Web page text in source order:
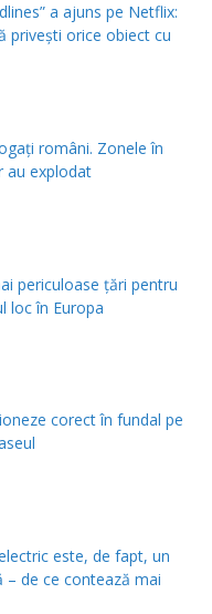
a ajuns pe Netflix:
privești orice obiect cu
români. Zonele în
au explodat
periculoase țări pentru
loc în Europa
corect în fundal pe
este, de fapt, un
– de ce contează mai